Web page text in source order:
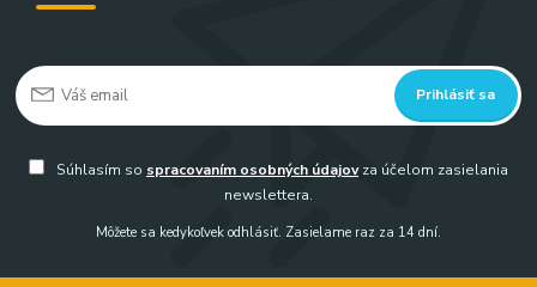
Prihlásiť sa
Súhlasím so spracovaním osobných údajovza účelom zasielania
newslettera.
Môžete sa kedykoľvek odhlásiť. Zasielame raz za 14 dní.